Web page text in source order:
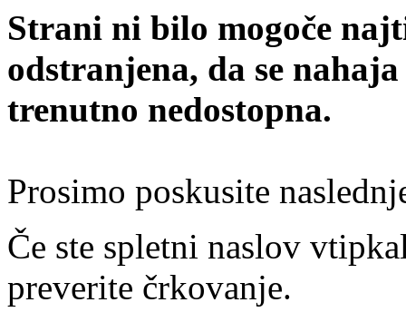
Strani ni bilo mogoče
odstranjena, da se
trenutno nedostopna.
Prosimo poskusite
Če ste spletni naslov
preverite črkovanje.